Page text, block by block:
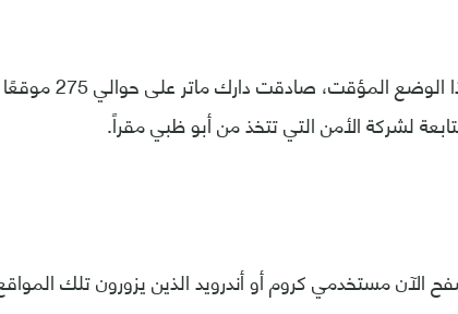
وبموجب هذا
لشركة الأمن التي تتخذ من أبو ظبي مقراً.
الآن مستخدمي كروم أو أندرويد الذين يزورون تلك